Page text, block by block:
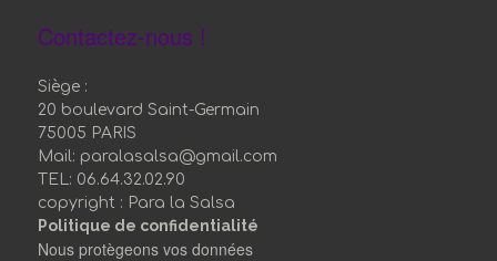
Contactez-nous !
Siège :
20 boulevard Saint-Germain
75005 PARIS
Mail: paralasalsa@gmail.com
TEL: 06.64.32.02.90
copyright : Para la Salsa
Politique de confidentialité
Nous protègeons vos données